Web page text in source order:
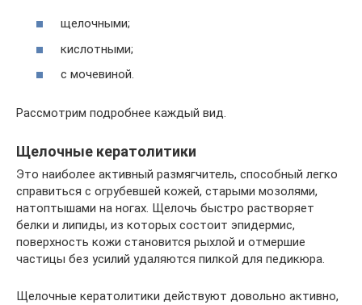
щелочными;
кислотными;
с мочевиной.
Рассмотрим подробнее каждый вид.
Щелочные кератолитики
Это наиболее активный размягчитель, способный легко
справиться с огрубевшей кожей, старыми мозолями,
натоптышами на ногах. Щелочь быстро растворяет
белки и липиды, из которых состоит эпидермис,
поверхность кожи становится рыхлой и отмершие
частицы без усилий удаляются пилкой для педикюра.
Щелочные кератолитики действуют довольно активно,